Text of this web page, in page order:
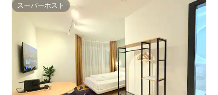
スーパーホスト
スーパーホスト